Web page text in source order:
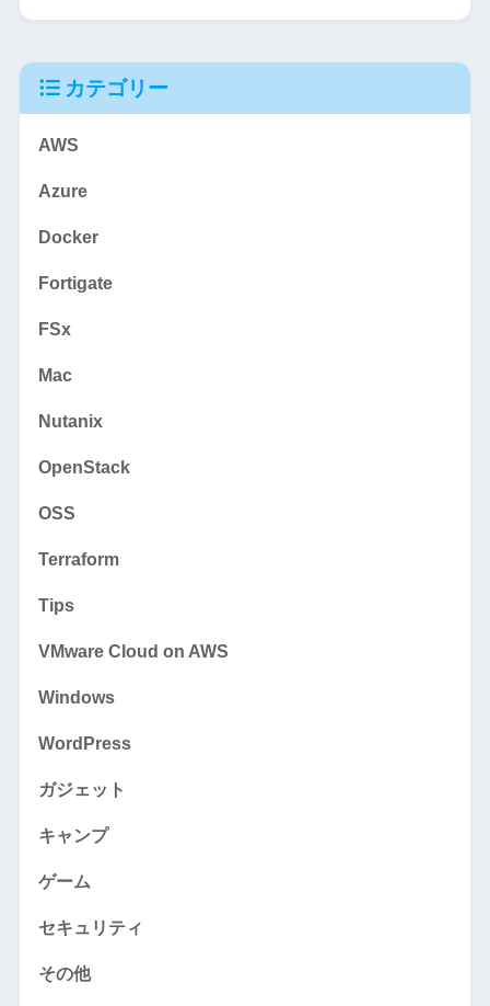
カテゴリー
AWS
Azure
Docker
Fortigate
FSx
Mac
Nutanix
OpenStack
OSS
Terraform
Tips
VMware Cloud on AWS
Windows
WordPress
ガジェット
キャンプ
ゲーム
セキュリティ
その他